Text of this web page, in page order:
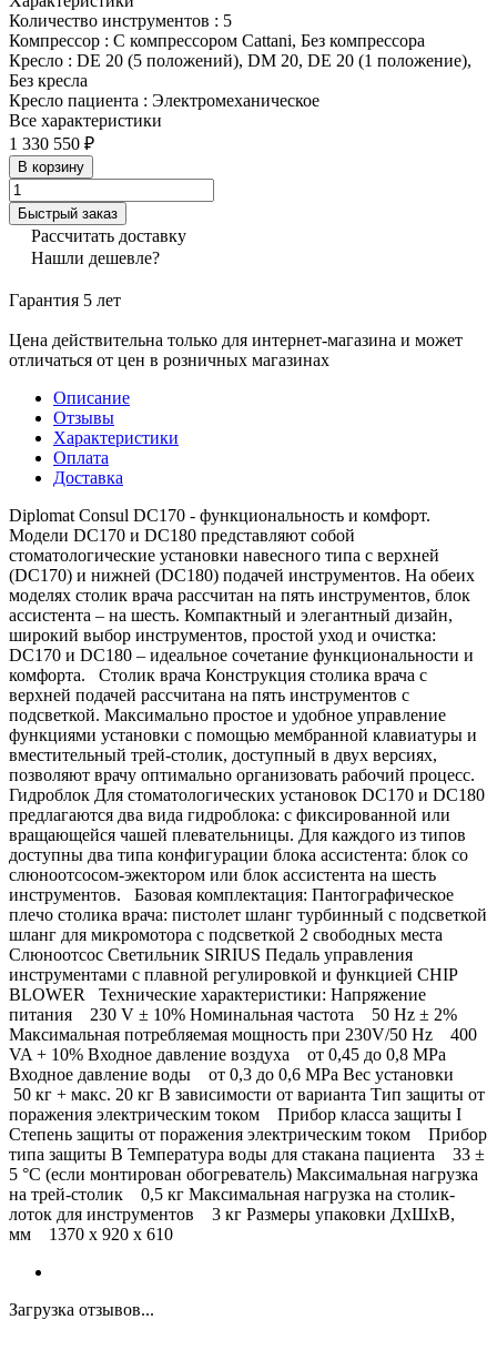
Количество инструментов : 5
Компрессор : С компрессором Cattani, Без компрессора
Кресло : DE 20 (5 положений), DM 20, DE 20 (1 положение),
Без кресла
Кресло пациента : Электромеханическое
Все характеристики
1 330 550 ₽
В корзину
Быстрый заказ
Рассчитать доставку
Нашли дешевле?
Гарантия 5 лет
Цена действительна только для интернет-магазина и может
отличаться от цен в розничных магазинах
Описание
Отзывы
Характеристики
Оплата
Доставка
Diplomat Consul DC170 - функциональность и комфорт.
Модели DC170 и DC180 представляют собой
стоматологические установки навесного типа с верхней
(DC170) и нижней (DC180) подачей инструментов. На обеих
моделях столик врача рассчитан на пять инструментов, блок
ассистента – на шесть. Компактный и элегантный дизайн,
широкий выбор инструментов, простой уход и очистка:
DC170 и DC180 – идеальное сочетание функциональности и
комфорта. Столик врача Конструкция столикa врача с
верхней подачей рассчитана на пять инструментов с
подсветкой. Максимально простое и удобное управление
функциями установки с помощью мембранной клавиатуры и
вместительный трей-столик, доступный в двух версиях,
позволяют врачу оптимально организовать рабочий процесс.
Гидроблок Для стоматологических установок DC170 и DC180
предлагаются два вида гидроблока: с фиксированной или
вращающейся чашей плевательницы. Для каждого из типов
доступны два типа конфигурации блока ассистента: блок со
слюноотсосом-эжектором или блок ассистента на шесть
инструментов. Базовая комплектация: Пантографическое
плечо столика врача: пистолет шланг турбинный с подсветкой
шланг для микромотора с подсветкой 2 свободных места
Слюноотсос Светильник SIRIUS Педаль управления
инструментами с плавной регулировкой и функцией CHIP
BLOWER Технические характеристики: Напряжение
питания 230 V ± 10% Номинальная частота 50 Hz ± 2%
Maксимальная потребляемая мощность при 230V/50 Hz 400
VA + 10% Входное давление воздуха от 0,45 до 0,8 MPa
Входное давление воды от 0,3 до 0,6 MPa Вес установки
50 кг + макс. 20 кг В зависимости от варианта Тип защиты от
поражения электрическим током Прибор класса защиты I
Степень защиты от поражения электрическим током Прибор
типа защиты В Температура воды для стакана пациента 33 ±
5 °C (если монтирован обогреватель) Maксимальная нагрузка
на трей-столик 0,5 кг Maксимальная нагрузка на столик-
лоток для инструментов 3 кг Размеры упаковки ДхШхВ,
мм 1370 x 920 x 610
Загрузка отзывов...